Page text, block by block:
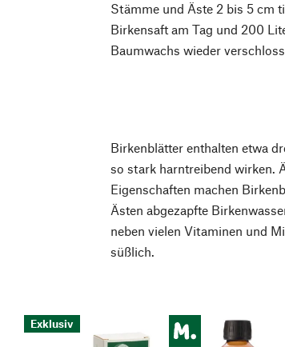
Stämme und Äste 2 bis 5 cm
Birkensaft am Tag und 200
Baumwachs wieder
Birkenblätter enthalten etwa
so stark harntreibend wirken.
Eigenschaften machen
Ästen abgezapfte
neben vielen Vitaminen und
süßlich.
Exklusiv